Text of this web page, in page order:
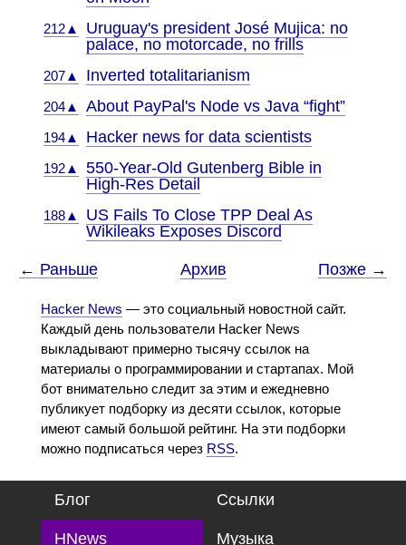
212▲
Uruguay's president José Mujica: no
palace, no motorcade, no frills
207▲ Inverted totalitarianism
204▲ About PayPal's Node vs Java “fight”
194▲ Hacker news for data scientists
192▲
550-Year-Old Gutenberg Bible in
High-Res Detail
188▲
US Fails To Close TPP Deal As
Wikileaks Exposes Discord
← Раньше Архив Позже →
Hacker News — это социальный новостной сайт.
Каждый день пользователи Hacker News
выкладывают примерно тысячу ссылок на
материалы о программировании и стартапах. Мой
бот внимательно следит за этим и ежедневно
публикует подборку из десяти ссылок, которые
имеют самый большой рейтинг. На эти подборки
можно подписаться через RSS.
Блог Ссылки
HNews Музыка